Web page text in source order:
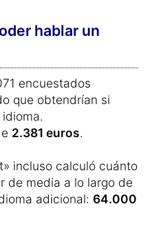
hablar un
encuestados
que obtendrían si
2.381 euros.
incluso calculó cuánto
de media a lo largo de
adicional: 64.000